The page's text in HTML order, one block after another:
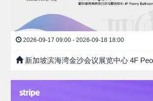
2026-09-17 09:00 - 2026-09-18 18:00
新加坡滨海湾金沙会议展览中心 4F